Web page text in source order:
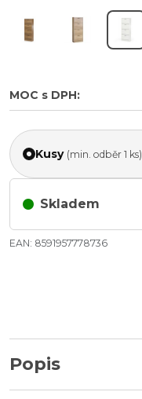
MOC s DPH:
Kusy (min. odběr 1 ks)
Skladem
EAN: 8591957778736
Popis